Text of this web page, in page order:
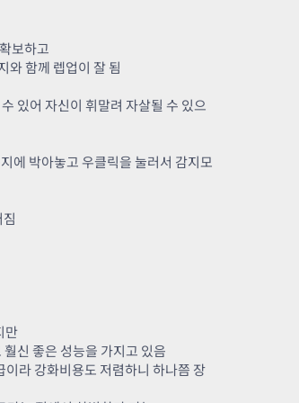
보하고
와 함께 렙업이 잘 됨
있어 자신이 휘말려 자살될 수 있으
에 박아놓고 우클릭을 눌러서 감지모
만
신 좋은 성능을 가지고 있음
라 강화비용도 저렴하니 하나쯤 장